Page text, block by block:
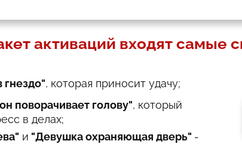
активаций входят самые
гнездо", которая приносит удачу;
поворачивает голову", который
в делах;
и "Девушка охраняющая дверь" -